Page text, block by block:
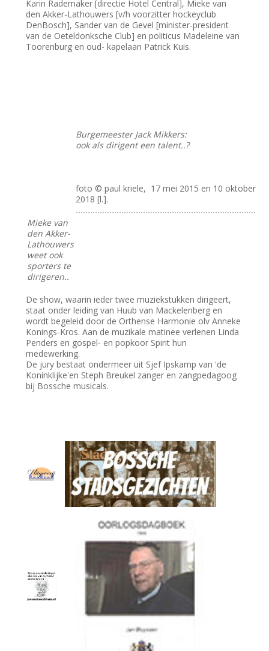
Karin Rademaker [directie Hotel Central], Mieke van
den Akker-Lathouwers [v/h voorzitter hockeyclub
DenBosch], Sander van de Gevel [minister-president
van de Oeteldonksche Club] en politicus Madeleine van
Toorenburg en oud- kapelaan Patrick Kuis.
Burgemeester Jack Mikkers:
ook als dirigent een talent..?
foto © paul kriele, 17 mei 2015 en 10 oktober
2018 [l.].
...........................................................................
Mieke van
den Akker-
Lathouwers
weet ook
sporters te
dirigeren..
De show, waarin ieder twee muziekstukken dirigeert,
staat onder leiding van Huub van Mackelenberg en
wordt begeleid door de Orthense Harmonie olv Anneke
Konings-Kros. Aan de muzikale matinee verlenen Linda
Penders en gospel- en popkoor Spirit hun
medewerking.
De jury bestaat ondermeer uit Sjef Ipskamp van 'de
Koninklijke'en Steph Breukel zanger en zangpedagoog
bij Bossche musicals.